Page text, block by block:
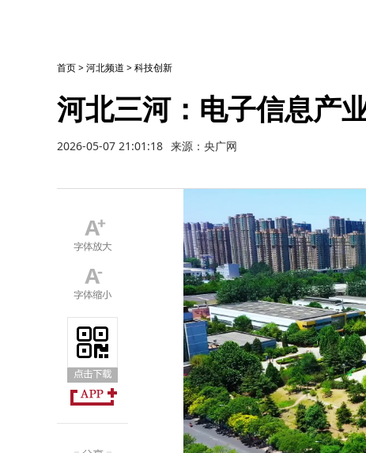
首页>河北频道 >科技创新
河北三河：电子信息产
2026-05-07 21:01:18 来源：央广网